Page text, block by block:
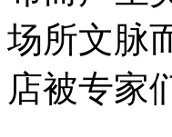
场所文脉
店被专家